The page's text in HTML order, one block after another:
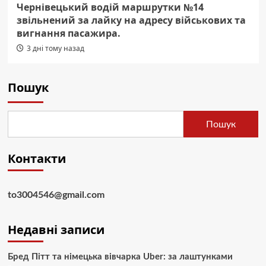
Чернівецький водій маршрутки №14
звільнений за лайку на адресу військових та
вигнання пасажира.
3 дні тому назад
Пошук
Пошук
Контакти
to3004546@gmail.com
Недавні записи
Бред Пітт та німецька вівчарка Uber: за лаштунками